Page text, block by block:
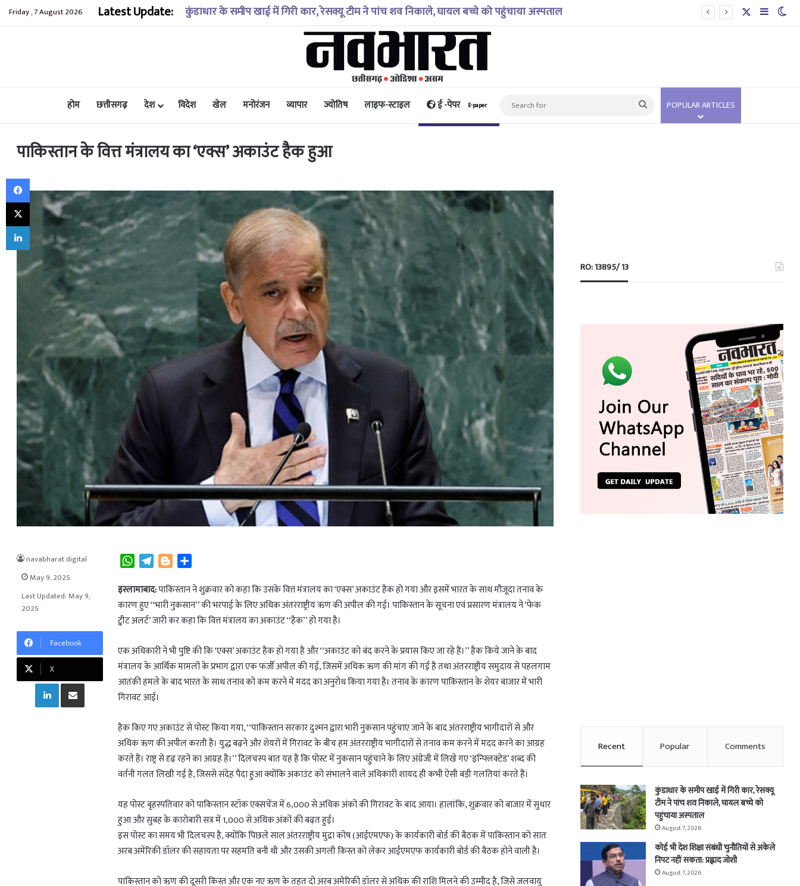
Friday , 7 August 2026 Latest Update: कोई भी देश शिक्षा संबंधी चुनौतियों से अकेले निपट नहीं सकता: प्रह्लाद जोशी Sidebar
होम छत्तीसगढ़ देश विदेश खेल मनोरंजन व्यापार ज्योतिष लाइफ-स्टाइल ई -पेपर E-paper
Search
for
POPULAR ARTICLES
पाकिस्तान के वित्त मंत्रालय का ‘एक्स’ अकाउंट हैक हुआ
W
a
t
s
p
p
T
l
e
g
a
m
B
o
g
g
r
a
r
e
इस्लामाबाद:पाकिस्तान ने शुक्रवार को कहा कि उसके वित्त मंत्रालय का ‘एक्स’ अकाउंट हैक हो गया और इसमें भारत के साथ मौजूदा तनाव के
कारण हुए ‘‘भारी नुकसान’’ की भरपाई के लिए अधिक अंतरराष्ट्रीय ऋण की अपील की गई। पाकिस्तान के सूचना एवं प्रसारण मंत्रालय ने ‘फेक
ट्वीट अलर्ट’ जारी कर कहा कि वित्त मंत्रालय का अकाउंट ‘‘हैक’’ हो गया है।
एक अधिकारी ने भी पुष्टि की कि ‘एक्स’ अकाउंट हैक हो गया है और ‘‘अकाउंट को बंद करने के प्रयास किए जा रहे हैं।’’ हैक किये जाने के बाद
मंत्रालय के आर्थिक मामलों के प्रभाग द्वारा एक फर्जी अपील की गई, जिसमें अधिक ऋण की मांग की गई है तथा अंतरराष्ट्रीय समुदाय से पहलगाम
आतंकी हमले के बाद भारत के साथ तनाव को कम करने में मदद का अनुरोध किया गया है। तनाव के कारण पाकिस्तान के शेयर बाजार में भारी
गिरावट आई।
हैक किए गए अकाउंट से पोस्ट किया गया, ‘‘पाकिस्तान सरकार दुश्मन द्वारा भारी नुकसान पहुंचाए जाने के बाद अंतरराष्ट्रीय भागीदारों से और
अधिक ऋण की अपील करती है। युद्ध बढ़ने और शेयरों में गिरावट के बीच हम अंतरराष्ट्रीय भागीदारों से तनाव कम करने में मदद करने का आग्रह
करते हैं। राष्ट्र से दृढ़ रहने का आग्रह है।’’ दिलचस्प बात यह है कि पोस्ट में नुकसान पहुंचाने के लिए अंग्रेजी में लिखे गए ‘इन्फ्लिक्टेड’ शब्द की
वर्तनी गलत लिखी गई है, जिससे संदेह पैदा हुआ क्योंकि अकाउंट को संभालने वाले अधिकारी शायद ही कभी ऐसी बड़ी गलतियां करते हैं।
यह पोस्ट बृहस्पतिवार को पाकिस्तान स्टॉक एक्सचेंज में 6,000 से अधिक अंकों की गिरावट के बाद आया। हालांकि, शुक्रवार को बाजार में सुधार
हुआ और सुबह के कारोबारी सत्र में 1,000 से अधिक अंकों की बढ़त हुई।
इस पोस्ट का समय भी दिलचस्प है, क्योंकि पिछले साल अंतरराष्ट्रीय मुद्रा कोष (आईएमएफ) के कार्यकारी बोर्ड की बैठक में पाकिस्तान को सात
अरब अमेरिकी डॉलर की सहायता पर सहमति बनी थी और उसकी अगली किस्त को लेकर आईएमएफ कार्यकारी बोर्ड की बैठक होने वाली है।
पाकिस्तान को ऋण की दूसरी किस्त और एक नए ऋण के तहत दो अरब अमेरिकी डॉलर से अधिक की राशि मिलने की उम्मीद है, जिसे जलवायु
navabharat digital
May 9, 2025
Last Updated: May 9,
2025
Facebook
X
LinkedInShare via Email
RO: 13895/ 13
Recent Popular Comments
कुंडाधार के समीप खाई में गिरी कार, रेसक्यू
टीम ने पांच शव निकाले, घायल बच्चे को
पहुंचाया अस्पताल
August 7, 2026
कोई भी देश शिक्षा संबंधी चुनौतियों से अकेले
निपट नहीं सकता: प्रह्लाद जोशी
August 7, 2026
Facebook
X
LinkedIn